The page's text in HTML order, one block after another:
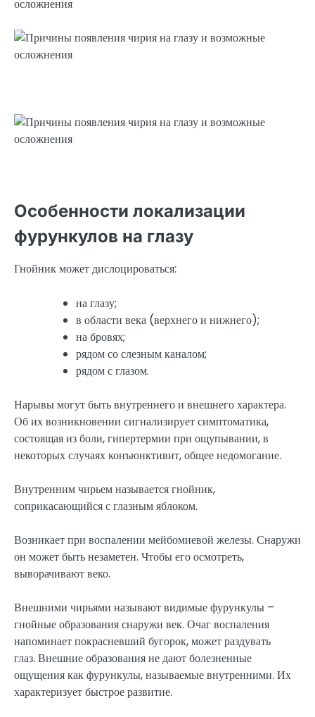
Особенности локализации
фурункулов на глазу
Гнойник может дислоцироваться:
на глазу;
в области века (верхнего и нижнего);
на бровях;
рядом со слезным каналом;
рядом с глазом.
Нарывы могут быть внутреннего и внешнего характера.
Об их возникновении сигнализирует симптоматика,
состоящая из боли, гипертермии при ощупывании, в
некоторых случаях конъюнктивит, общее недомогание.
Внутренним чирьем называется гнойник,
соприкасающийся с глазным яблоком.
Возникает при воспалении мейбомиевой железы. Снаружи
он может быть незаметен. Чтобы его осмотреть,
выворачивают веко.
Внешними чирьями называют видимые фурункулы –
гнойные образования снаружи век. Очаг воспаления
напоминает покрасневший бугорок, может раздувать
глаз. Внешние образования не дают болезненные
ощущения как фурункулы, называемые внутренними. Их
характеризует быстрое развитие.